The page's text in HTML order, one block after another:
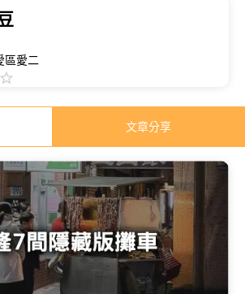
區愛二
文章分享